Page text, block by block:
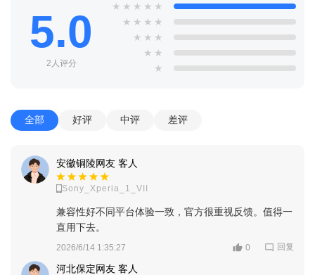
5.0
2人评分
★ ★ ★ ★ ★
★ ★ ★ ★
★ ★ ★
★ ★
★
全部 好评 中评 差评
安徽铜陵网友 客人
Sony_Xperia_1_VII
兼容性好不同平台体验一致，官方很重视反馈。值得一
直用下去。
2026/6/14 1:35:27 0 回复
河北保定网友 客人